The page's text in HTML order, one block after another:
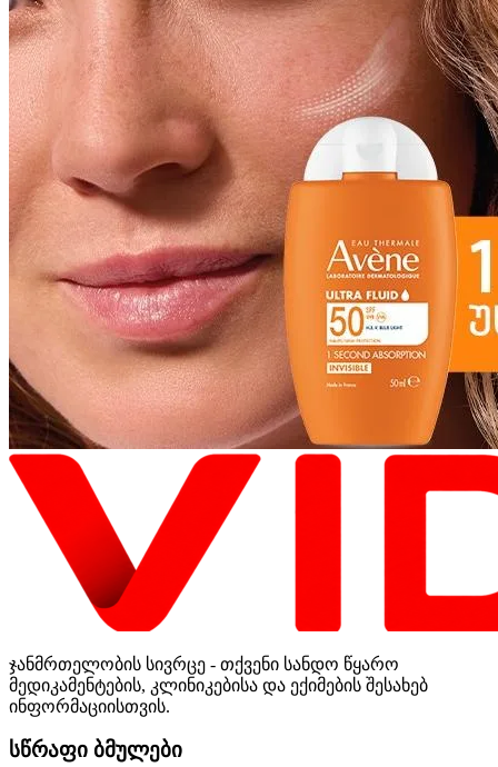
ჯანმრთელობის სივრცე - თქვენი სანდო წყარო
მედიკამენტების, კლინიკებისა და ექიმების შესახებ
ინფორმაციისთვის.
სწრაფი ბმულები